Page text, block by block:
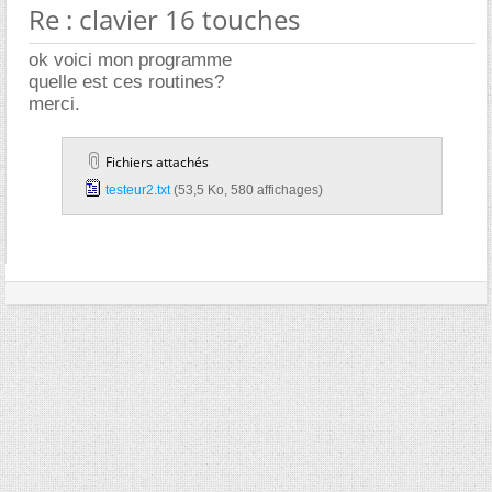
Re : clavier 16 touches
ok voici mon programme
quelle est ces routines?
merci.
Fichiers attachés
testeur2.txt‎ (53,5 Ko, 580 affichages)